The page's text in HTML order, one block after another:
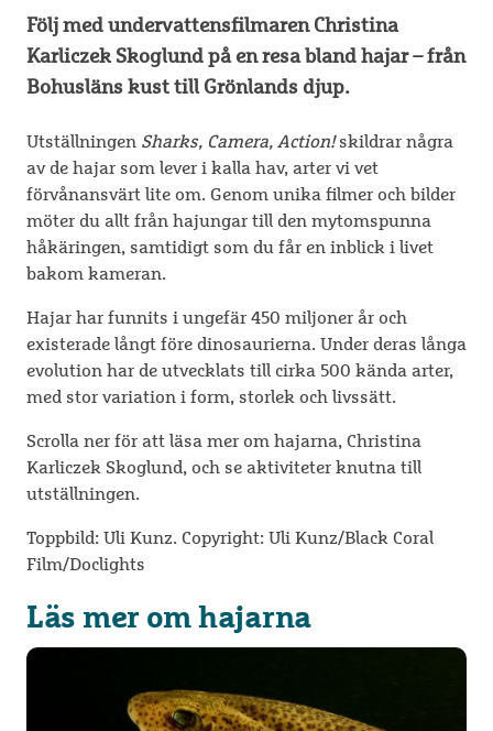
Följ med undervattensfilmaren Christina
Karliczek Skoglund på en resa bland hajar – från
Bohusläns kust till Grönlands djup.
Utställningen Sharks, Camera, Action!skildrar några
av de hajar som lever i kalla hav, arter vi vet
förvånansvärt lite om. Genom unika filmer och bilder
möter du allt från hajungar till den mytomspunna
håkäringen, samtidigt som du får en inblick i livet
bakom kameran.
Hajar har funnits i ungefär 450 miljoner år och
existerade långt före dinosaurierna. Under deras långa
evolution har de utvecklats till cirka 500 kända arter,
med stor variation i form, storlek och livssätt.
Scrolla ner för att läsa mer om hajarna, Christina
Karliczek Skoglund, och se aktiviteter knutna till
utställningen.
Toppbild: Uli Kunz. Copyright: Uli Kunz/Black Coral
Film/Doclights
Läs mer om hajarna